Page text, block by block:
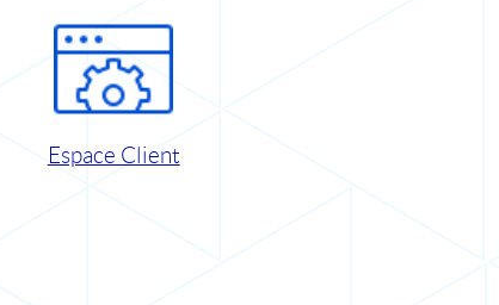
Espace Client